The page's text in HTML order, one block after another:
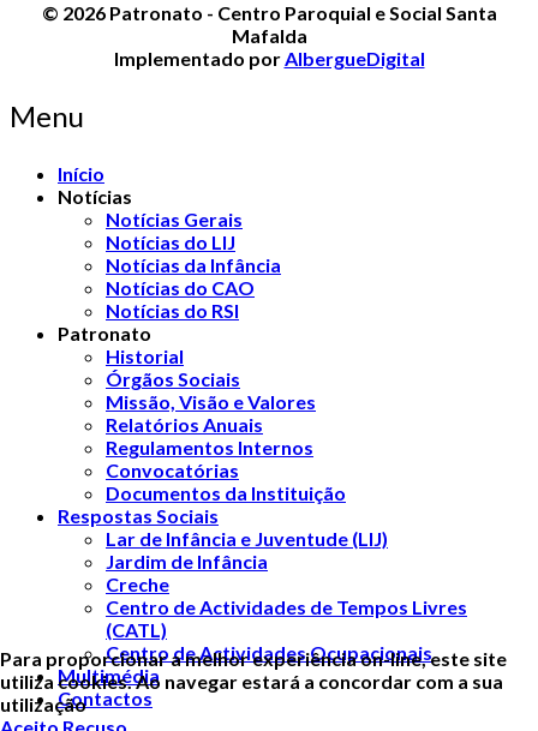
© 2026 Patronato - Centro Paroquial e Social Santa
Mafalda
Implementado porAlbergueDigital
Menu
Início
Notícias
Notícias Gerais
Notícias do LIJ
Notícias da Infância
Notícias do CAO
Notícias do RSI
Patronato
Historial
Órgãos Sociais
Missão, Visão e Valores
Relatórios Anuais
Regulamentos Internos
Convocatórias
Documentos da Instituição
Respostas Sociais
Lar de Infância e Juventude (LIJ)
Jardim de Infância
Creche
Centro de Actividades de Tempos Livres
(CATL)
Centro de Actividades Ocupacionais
Multimédia
Contactos
Para proporcionar a melhor experiência on-line, este site
utiliza cookies. Ao navegar estará a concordar com a sua
utilização